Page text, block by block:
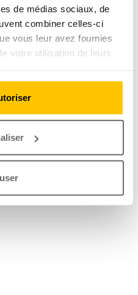
de médias sociaux, de
combiner celles-ci
vous leur avez fournies
votre utilisation de leurs